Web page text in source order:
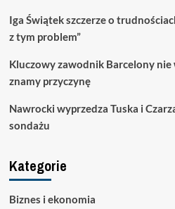
Iga Świątek szczerze o
z tym problem”
Kluczowy zawodnik Barcelony nie
znamy przyczynę
Nawrocki wyprzedza Tuska i
sondażu
Kategorie
Biznes i ekonomia